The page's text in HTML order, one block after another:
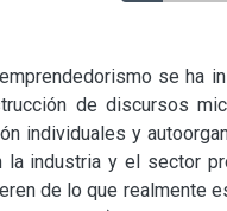
se ha
de discursos
individuales y
la industria y el sector
de lo que realmente